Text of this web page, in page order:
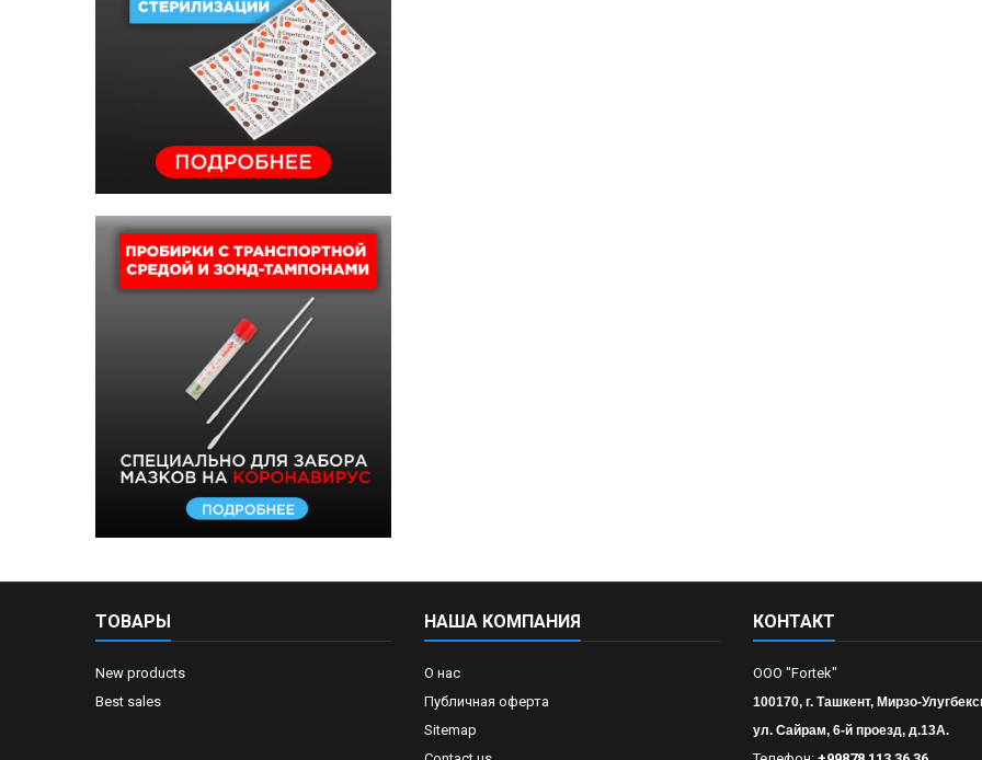
ТОВАРЫ
New products
Best sales
НАША КОМПАНИЯ
О нас
Публичная оферта
Sitemap
КОНТАКТ
OOO "Fortek"
100170, г. Ташкент, Мирзо-
ул. Сайрам, 6-й проезд, д.13А.